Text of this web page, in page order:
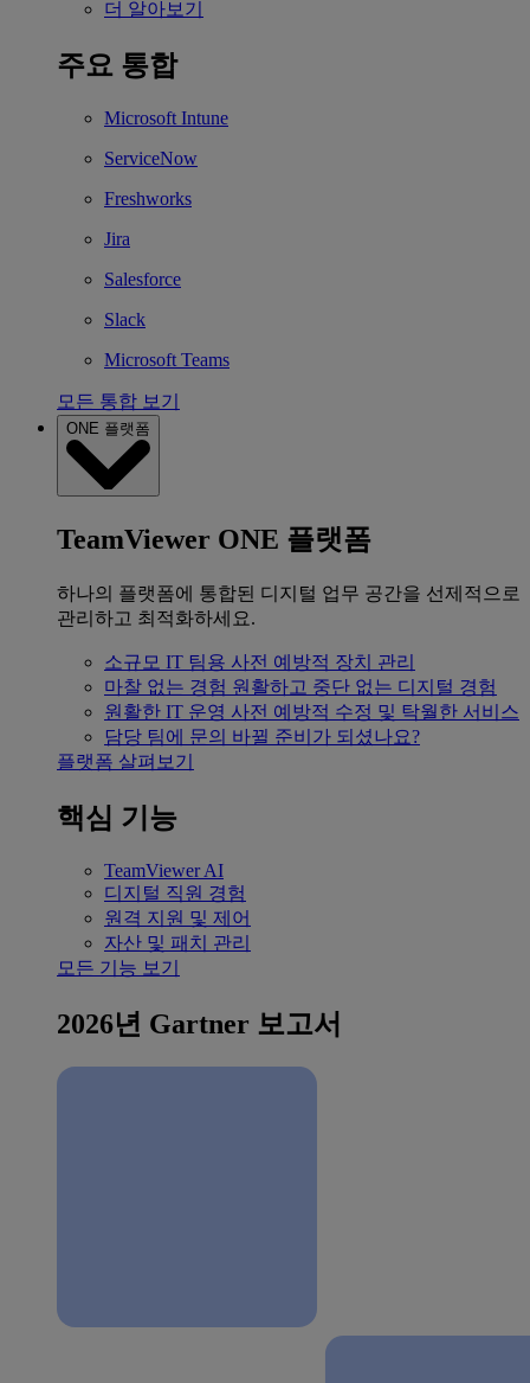
더 알아보기
주요 통합
Microsoft Intune
ServiceNow
Freshworks
Jira
Salesforce
Slack
Microsoft Teams
모든 통합 보기
ONE 플랫폼
TeamViewer ONE 플랫폼
하나의 플랫폼에 통합된 디지털 업무 공간을 선제적으로
관리하고 최적화하세요.
소규모 IT 팀용 사전 예방적 장치 관리
마찰 없는 경험 원활하고 중단 없는 디지털 경험
원활한 IT 운영 사전 예방적 수정 및 탁월한 서비스
담당 팀에 문의 바뀔 준비가 되셨나요?
플랫폼 살펴보기
핵심 기능
TeamViewer AI
디지털 직원 경험
원격 지원 및 제어
자산 및 패치 관리
모든 기능 보기
2026년 Gartner 보고서